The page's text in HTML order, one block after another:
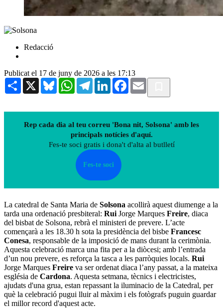
Redacció
Publicat el 17 de juny de 2026 a les 17:13
Share X BlueskyWhatsAppTelegramLinkedInFacebook
Email
Rep cada dia al teu correu 'Bona nit, Solsona' amb les
principals notícies d'aquí.
Fes-te soci gratis i dona't d'alta al butlletí
Fes-te soci
La catedral de Santa Maria de Solsona acollirà aquest diumenge a la
tarda una ordenació presbiteral: Rui Jorge Marques Freire, diaca
del bisbat de Solsona, rebrà el ministeri de prevere. L’acte
començarà a les 18.30 h sota la presidència del bisbe Francesc
Conesa, responsable de la imposició de mans durant la cerimònia.
Aquesta celebració marca una fita per a la diòcesi; amb l’entrada
d’un nou prevere, es reforça la tasca a les parròquies locals. Rui
Jorge Marques Freire va ser ordenat diaca l’any passat, a la mateixa
església de Cardona. Aquesta setmana, tècnics i electricistes,
ajudats d'una grua, estan repassant la iluminacio de la Catedral, per
què la celebració pugui lluir al màxim i els fotògrafs puguin guardar
el millor record d'aquest acte.